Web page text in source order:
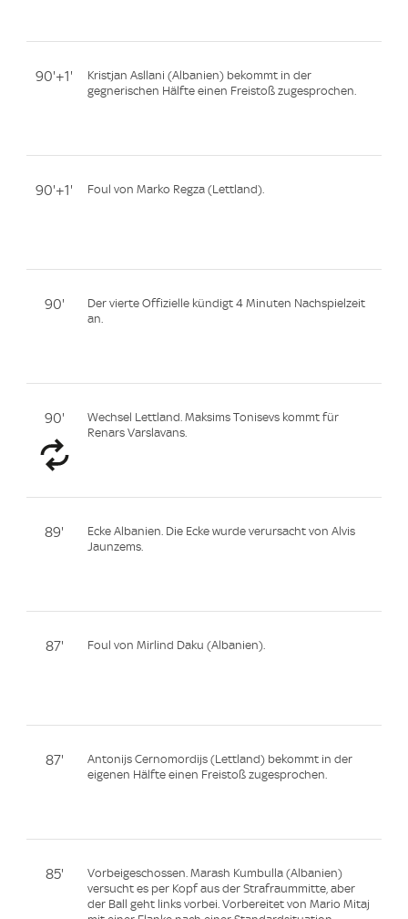
90'+1'
Kristjan Asllani (Albanien) bekommt in der
gegnerischen Hälfte einen Freistoß zugesprochen.
90'+1' Foul von Marko Regza (Lettland).
90'
Der vierte Offizielle kündigt 4 Minuten Nachspielzeit
an.
90'
Wechsel Lettland. Maksims Tonisevs kommt für
Renars Varslavans.
89'
Ecke Albanien. Die Ecke wurde verursacht von Alvis
Jaunzems.
87' Foul von Mirlind Daku (Albanien).
87'
Antonijs Cernomordijs (Lettland) bekommt in der
eigenen Hälfte einen Freistoß zugesprochen.
85'
Vorbeigeschossen. Marash Kumbulla (Albanien)
versucht es per Kopf aus der Strafraummitte, aber
der Ball geht links vorbei. Vorbereitet von Mario Mitaj